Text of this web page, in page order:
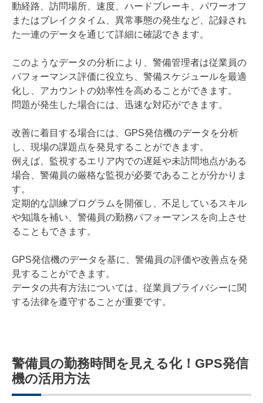
動経路、訪問場所、速度、ハードブレーキ、パワーオフ
またはブレイクタイム、異常事態の発生など、記録され
た一連のデータを通じて詳細に確認できます。
このようなデータの分析により、警備管理者は従業員の
パフォーマンス評価に役立ち、警備スケジュールを最適
化し、アカウントの効率性を高めることができます。
問題が発生した場合には、迅速な対応ができます。
改善に着目する場合には、GPS発信機のデータを分析
し、現場の課題点を発見することができます。
例えば、監視するエリア内での遅延や未訪問地点がある
場合、警備員の厳格な監視が必要であることが分かりま
す。
定期的な訓練プログラムを開催し、不足しているスキル
や知識を補い、警備員の勤務パフォーマンスを向上させ
ることもできます。
GPS発信機のデータを基に、警備員の評価や改善点を発
見することができます。
データの共有方法については、従業員プライバシーに関
する法律を遵守することが重要です。
警備員の勤務時間を見える化！GPS発信
機の活用方法